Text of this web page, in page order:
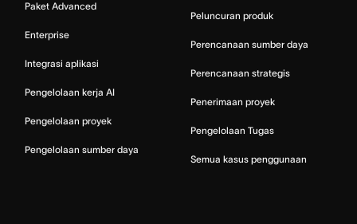
Paket Advanced
Enterprise
Integrasi aplikasi
Pengelolaan kerja AI
Pengelolaan proyek
Pengelolaan sumber daya
Peluncuran produk
Perencanaan sumber daya
Perencanaan strategis
Penerimaan proyek
Pengelolaan Tugas
Semua kasus penggunaan